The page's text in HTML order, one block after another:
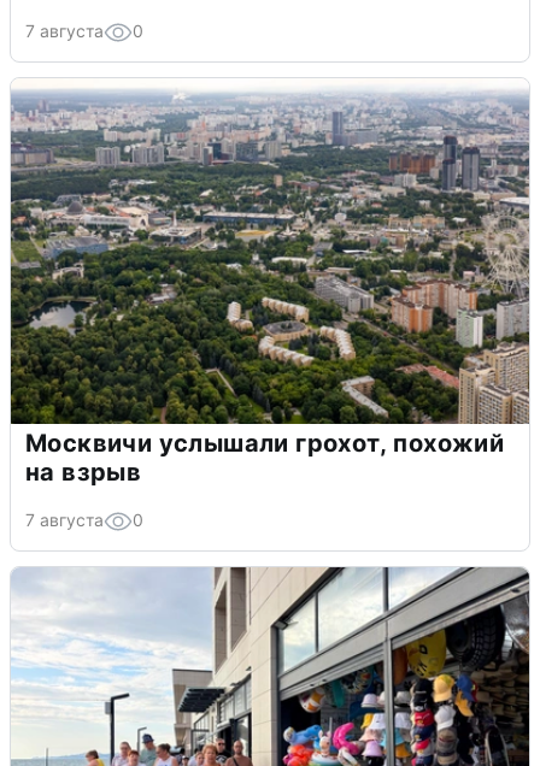
7 августа 0
Москвичи услышали грохот, похожий
на взрыв
7 августа 0